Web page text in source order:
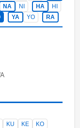
NA NI HA
HI
YA YO RA
KU KE
KO